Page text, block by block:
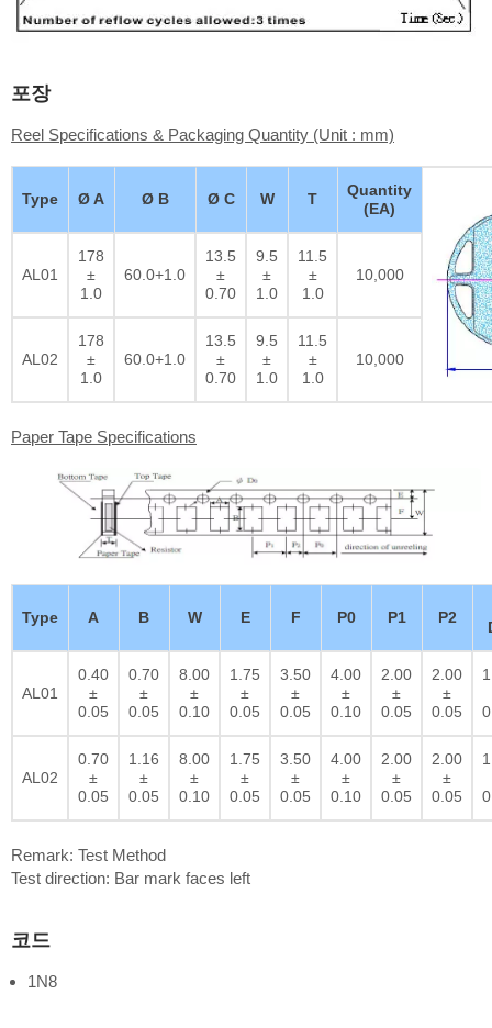
포장
Reel Specifications & Packaging Quantity (Unit : mm)
Type Ø A Ø B Ø C W T
Quantity
(EA)
AL01
178
±
1.0
60.0+1.0
13.5
±
0.70
9.5
±
1.0
11.5
±
1.0
10,000
AL02
178
±
1.0
60.0+1.0
13.5
±
0.70
9.5
±
1.0
11.5
±
1.0
10,000
Paper Tape Specifications
Type A B W E F P0 P1 P2
AL01
0.40
±
0.05
0.70
±
0.05
8.00
±
0.10
1.75
±
0.05
3.50
±
0.05
4.00
±
0.10
2.00
±
0.05
2.00
±
0.05
AL02
0.70
±
0.05
1.16
±
0.05
8.00
±
0.10
1.75
±
0.05
3.50
±
0.05
4.00
±
0.10
2.00
±
0.05
2.00
±
0.05
Remark: Test Method
Test direction: Bar mark faces left
코드
1N8